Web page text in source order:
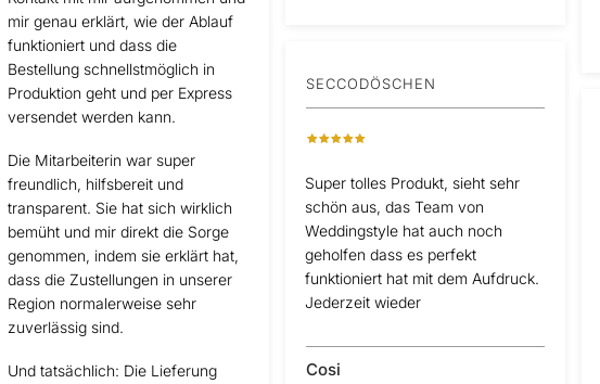
mir genau erklärt, wie der Ablauf
funktioniert und dass die
Bestellung schnellstmöglich in
Produktion geht und per Express
versendet werden kann.
Die Mitarbeiterin war super
freundlich, hilfsbereit und
transparent. Sie hat sich wirklich
bemüht und mir direkt die Sorge
genommen, indem sie erklärt hat,
dass die Zustellungen in unserer
Region normalerweise sehr
zuverlässig sind.
Und tatsächlich: Die Lieferung
SECCODÖSCHEN
Super tolles Produkt, sieht sehr
schön aus, das Team von
Weddingstyle hat auch noch
geholfen dass es perfekt
funktioniert hat mit dem Aufdruck.
Jederzeit wieder
Cosi